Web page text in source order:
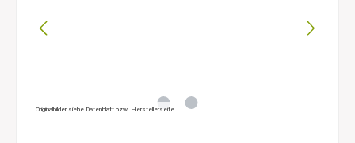
Originalbilder siehe Datenblatt bzw. Herstellerseite